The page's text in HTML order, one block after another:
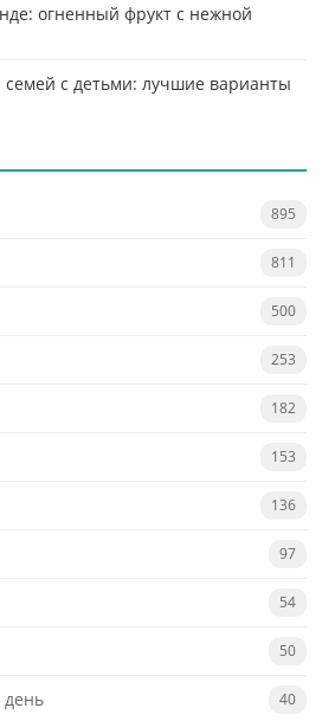
огненный фрукт с нежной
семей с детьми: лучшие варианты
895
811
500
253
182
153
136
97
54
50
40